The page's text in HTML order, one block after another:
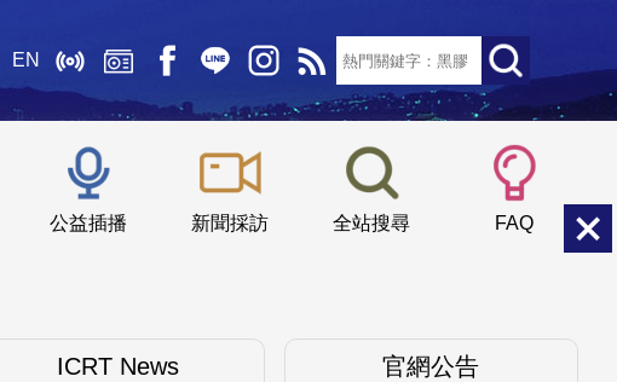
EN
公益插播 新聞採訪 全站搜尋 FAQ
小 中
ICRT News 官網公告